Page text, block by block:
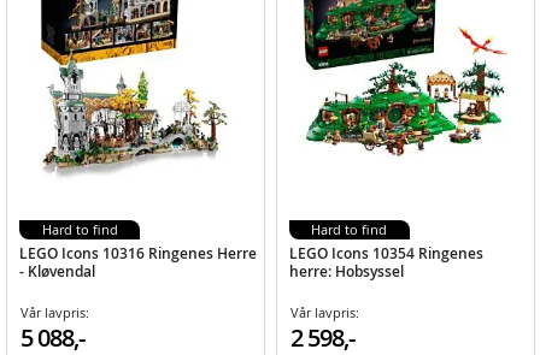
LEGO Icons 10316 Ringenes Herre
- Kløvendal
Vår lavpris:
5 088,-
Hard to find
LEGO Icons 10354 Ringenes
herre: Hobsyssel
Vår lavpris:
2 598,-
Hard to find